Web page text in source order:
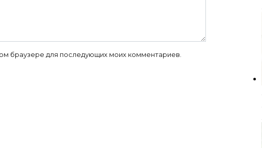
браузере для последующих моих комментариев.